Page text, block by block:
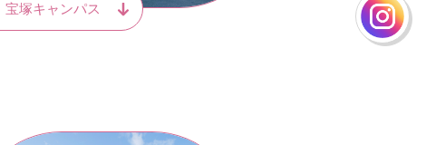
宝塚キャンパス